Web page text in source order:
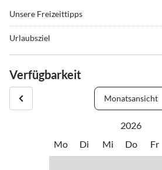
Unsere Freizeittipps
Urlaubsziel
Hier erleben Sie die Nordsee und den
Badestelle ist nur wenige hundert Meter
Verfügbarkeit
Monatsansicht
2026
Mo
Di Mi Do Fr